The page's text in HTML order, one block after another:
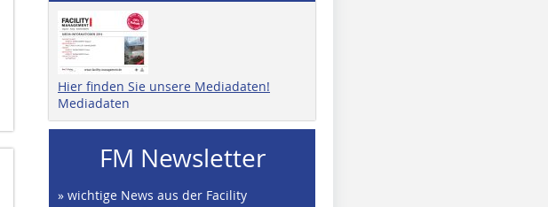
Hier finden Sie unsere Mediadaten!
Mediadaten
FM Newsletter
» wichtige News aus der Facility